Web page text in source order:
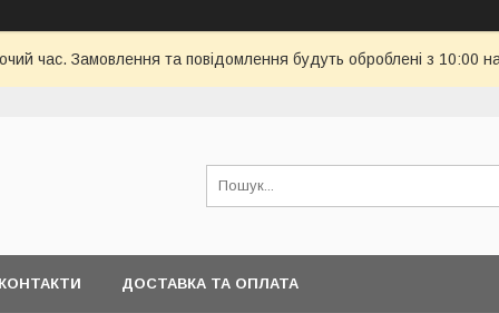
час. Замовлення та повідомлення будуть оброблені з 10:00
КОНТАКТИ ДОСТАВКА ТА ОПЛАТА